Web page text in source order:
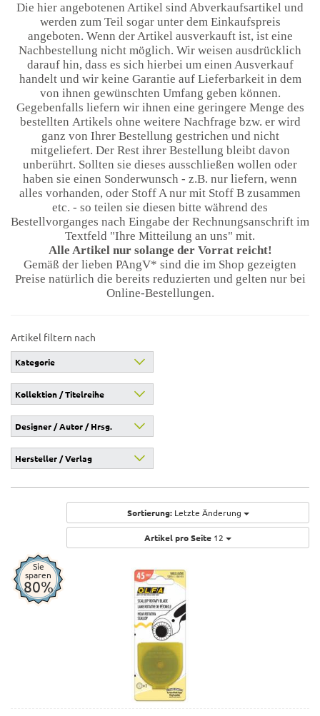
Die hier angebotenen Artikel sind Abverkaufsartikel und
werden zum Teil sogar unter dem Einkaufspreis
angeboten. Wenn der Artikel ausverkauft ist, ist eine
Nachbestellung nicht möglich. Wir weisen ausdrücklich
darauf hin, dass es sich hierbei um einen Ausverkauf
handelt und wir keine Garantie auf Lieferbarkeit in dem
von ihnen gewünschten Umfang geben können.
Gegebenfalls liefern wir ihnen eine geringere Menge des
bestellten Artikels ohne weitere Nachfrage bzw. er wird
ganz von Ihrer Bestellung gestrichen und nicht
mitgeliefert. Der Rest ihrer Bestellung bleibt davon
unberührt. Sollten sie dieses ausschließen wollen oder
haben sie einen Sonderwunsch - z.B. nur liefern, wenn
alles vorhanden, oder Stoff A nur mit Stoff B zusammen
etc. - so teilen sie diesen bitte während des
Bestellvorganges nach Eingabe der Rechnungsanschrift im
Textfeld "Ihre Mitteilung an uns" mit.
Alle Artikel nur solange der Vorrat reicht!
Gemäß der lieben PAngV* sind die im Shop gezeigten
Preise natürlich die bereits reduzierten und gelten nur bei
Online-Bestellungen.
Artikel filtern nach
Kategorie
Kollektion / Titelreihe
Designer / Autor / Hrsg.
Hersteller / Verlag
Sortierung: Letzte Änderung
Artikel pro Seite 12
Sie
sparen
80%